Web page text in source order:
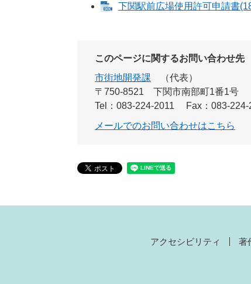
下関駅前広場使用許可申請書
このページに関するお問い合わせ先
市街地開発課
代表
〒750-8521
下関市南部町1番1号
Tel：083-224-2011
Fax：083-224-
メールでのお問い合わせはこちら
アクセシビリティ 著